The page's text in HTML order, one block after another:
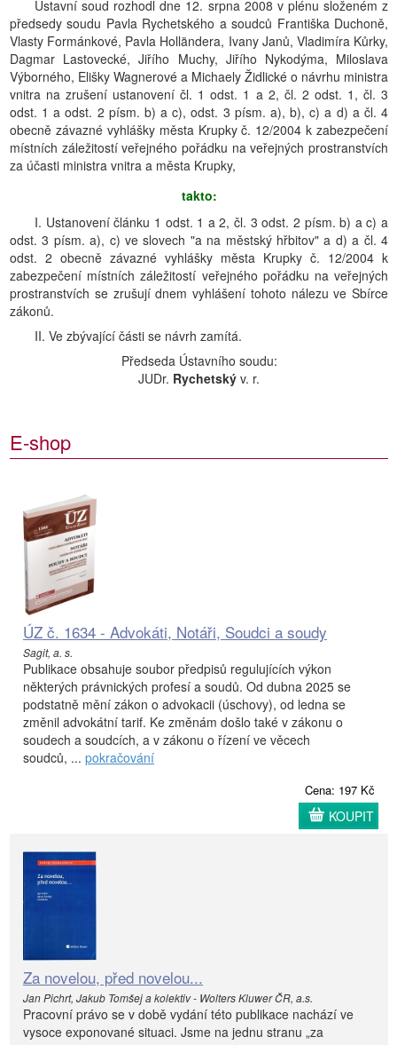
Ústavní soud rozhodl dne 12. srpna 2008 v plénu složeném z
předsedy soudu Pavla Rychetského a soudců Františka Duchoně,
Vlasty Formánkové, Pavla Holländera, Ivany Janů, Vladimíra Kůrky,
Dagmar Lastovecké, Jiřího Muchy, Jiřího Nykodýma, Miloslava
Výborného, Elišky Wagnerové a Michaely Židlické o návrhu ministra
vnitra na zrušení ustanovení čl. 1 odst. 1 a 2, čl. 2 odst. 1, čl. 3
odst. 1 a odst. 2 písm. b) a c), odst. 3 písm. a), b), c) a d) a čl. 4
obecně závazné vyhlášky města Krupky č. 12/2004 k zabezpečení
místních záležitostí veřejného pořádku na veřejných prostranstvích
za účasti ministra vnitra a města Krupky,
takto:
I. Ustanovení článku 1 odst. 1 a 2, čl. 3 odst. 2 písm. b) a c) a
odst. 3 písm. a), c) ve slovech "a na městský hřbitov" a d) a čl. 4
odst. 2 obecně závazné vyhlášky města Krupky č. 12/2004 k
zabezpečení místních záležitostí veřejného pořádku na veřejných
prostranstvích se zrušují dnem vyhlášení tohoto nálezu ve Sbírce
zákonů.
II. Ve zbývající části se návrh zamítá.
Předseda Ústavního soudu:
JUDr. Rychetský v. r.
E-shop
ÚZ č. 1634 - Advokáti, Notáři, Soudci a soudy
Sagit, a. s.
Publikace obsahuje soubor předpisů regulujících výkon
některých právnických profesí a soudů. Od dubna 2025 se
podstatně mění zákon o advokacii (úschovy), od ledna se
změnil advokátní tarif. Ke změnám došlo také v zákonu o
soudech a soudcích, a v zákonu o řízení ve věcech
soudců, ... pokračování
Cena: 197 Kč
KOUPIT
Za novelou, před novelou...
Jan Pichrt, Jakub Tomšej a kolektiv - Wolters Kluwer ČR, a.s.
Pracovní právo se v době vydání této publikace nachází ve
vysoce exponované situaci. Jsme na jednu stranu „za